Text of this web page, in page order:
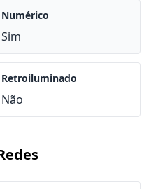
Numérico
Sim
Retroiluminado
Não